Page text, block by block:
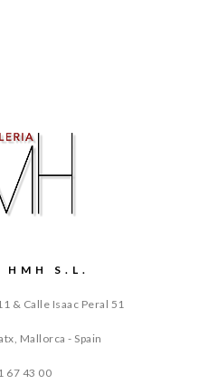
HMH S.L.
& Calle Isaac Peral 51
Mallorca - Spain
67 43 00